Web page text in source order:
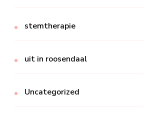
stemtherapie
uit in roosendaal
Uncategorized